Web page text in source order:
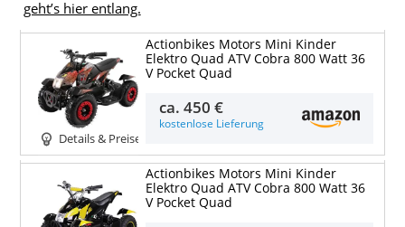
geht’s hier entlang.
Details & Preise
Actionbikes Motors Mini Kinder
Elektro Quad ATV Cobra 800 Watt 36
V Pocket Quad
ca.450 €
kostenlose Lieferung
Actionbikes Motors Mini Kinder
Elektro Quad ATV Cobra 800 Watt 36
V Pocket Quad